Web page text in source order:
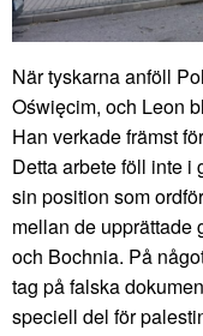
När tyskarna anföll
Oświęcim, och Leon
Han verkade främst
Detta arbete föll inte i
sin position som
mellan de upprättade
och Bochnia. På
tag på falska
speciell del för